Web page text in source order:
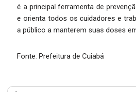
é a principal ferramenta de
e orienta todos os cuidadores e
a público a manterem suas doses
Fonte: Prefeitura de Cuiabá